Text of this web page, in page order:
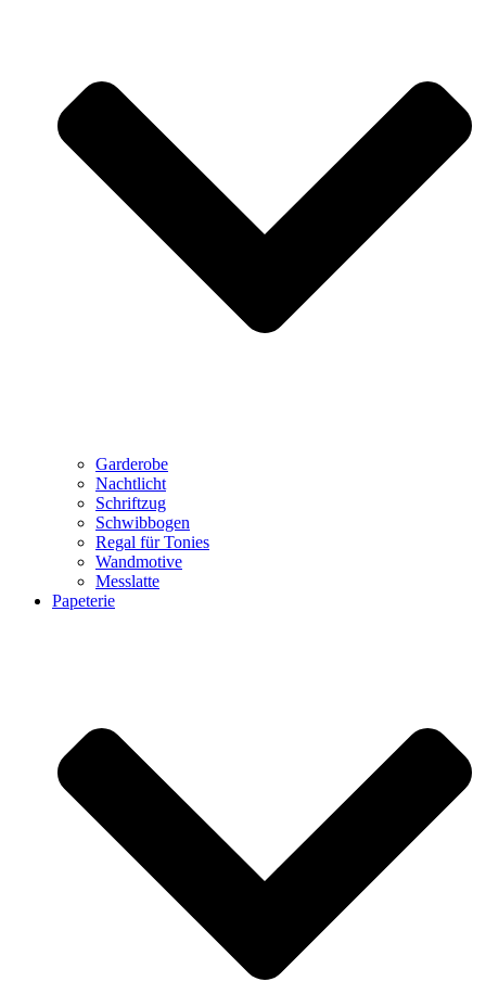
Garderobe
Nachtlicht
Schriftzug
Schwibbogen
Regal für Tonies
Wandmotive
Messlatte
Papeterie